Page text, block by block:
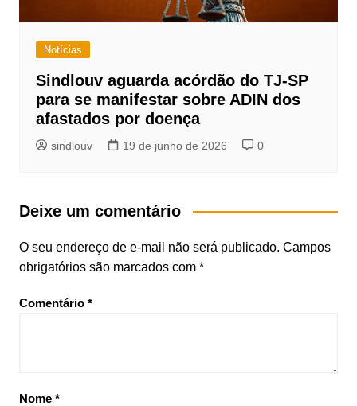
Notícias
Sindlouv aguarda acórdão do TJ-SP
para se manifestar sobre ADIN dos
afastados por doença
sindlouv 19 de junho de 2026 0
Deixe um comentário
O seu endereço de e-mail não será publicado. Campos
obrigatórios são marcados com *
Comentário *
Nome *